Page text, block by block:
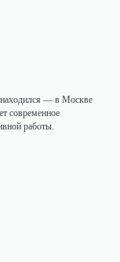
— в Москве
современное
работы.